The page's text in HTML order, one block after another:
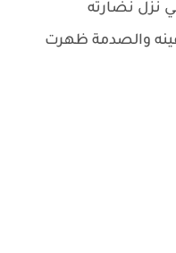
نزل نضارته
والصدمة ظهرت